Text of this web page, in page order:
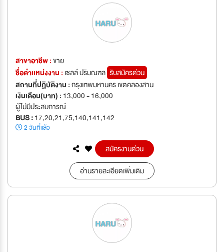
สาขาอาชีพ :ขาย
ชื่อตำเเหน่งงาน : เซลล์ ปริมณฑล รับสมัครด่วน
สถานที่ปฏิบัติงาน :กรุงเทพมหานคร เขตคลองสาน
เงินเดือน(บาท) : 13,000 - 16,000
ผู้ไม่มีประสบการณ์
BUS :17,20,21,75,140,141,142
2 วันที่แล้ว
สมัครงานด่วน
อ่านรายละเอียดเพิ่มเติม